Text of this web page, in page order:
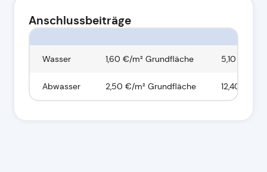
Anschlussbeiträge
Wasser 1,60 €/m² Grundfläche 5,10 €/m²
Abwasser 2,50 €/m² Grundfläche 12,40 €/m²